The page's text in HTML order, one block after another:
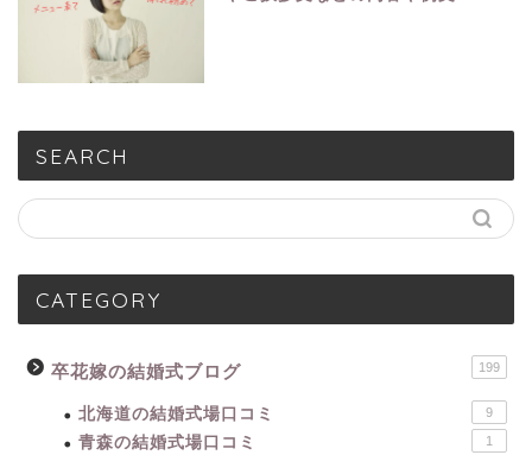
SEARCH
CATEGORY
卒花嫁の結婚式ブログ 199
北海道の結婚式場口コミ 9
青森の結婚式場口コミ 1